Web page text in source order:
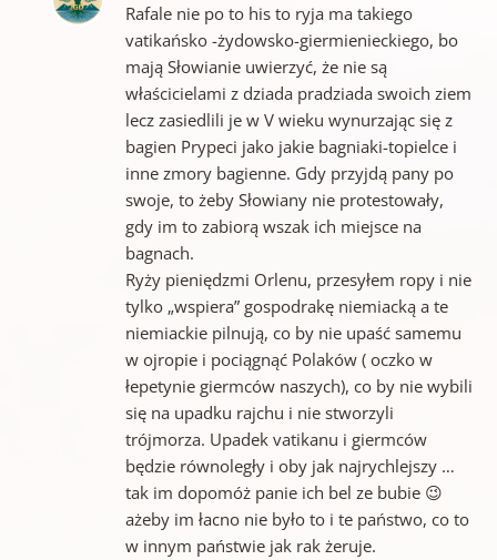
Rafale nie po to his to ryja ma takiego
vatikańsko -żydowsko-giermienieckiego, bo
mają Słowianie uwierzyć, że nie są
właścicielami z dziada pradziada swoich ziem
lecz zasiedlili je w V wieku wynurzając się z
bagien Prypeci jako jakie bagniaki-topielce i
inne zmory bagienne. Gdy przyjdą pany po
swoje, to żeby Słowiany nie protestowały,
gdy im to zabiorą wszak ich miejsce na
bagnach.
Ryży pieniędzmi Orlenu, przesyłem ropy i nie
tylko „wspiera” gospodrakę niemiacką a te
niemiackie pilnują, co by nie upaść samemu
w ojropie i pociągnąć Polaków ( oczko w
łepetynie giermców naszych), co by nie wybili
się na upadku rajchu i nie stworzyli
trójmorza. Upadek vatikanu i giermców
będzie równoległy i oby jak najrychlejszy …
tak im dopomóż panie ich bel ze bubie 😉
ażeby im łacno nie było to i te państwo, co to
w innym państwie jak rak żeruje.